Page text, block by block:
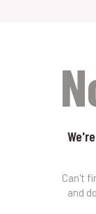
Can't
and